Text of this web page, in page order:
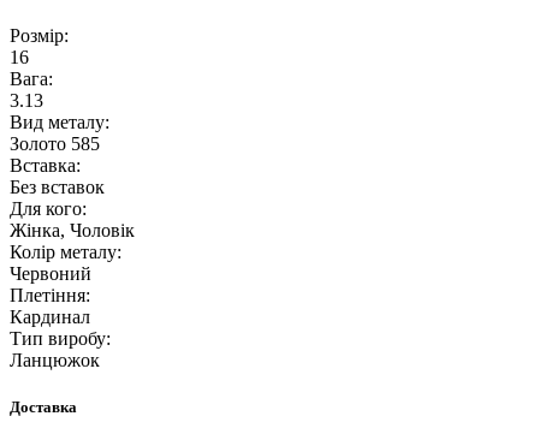
Розмір:
16
Вага:
3.13
Вид металу:
Золото 585
Вставка:
Без вставок
Для кого:
Жінка, Чоловік
Колір металу:
Червоний
Плетіння:
Кардинал
Тип виробу:
Ланцюжок
Доставка